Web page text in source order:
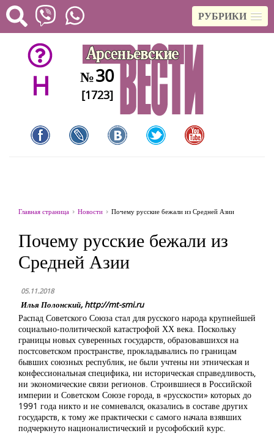
РУБРИКИ
H №30
[1723]
Главная страница Новости Почему русские бежали из Средней Азии
Почему русские бежали из
Средней Азии
05.11.2018
Илья Полонский, http://mt-smi.ru
Распад Советского Союза стал для русского народа крупнейшей
социально-политической катастрофой ХХ века. Поскольку
границы новых суверенных государств, образовавшихся на
постсоветском пространстве, прокладывались по границам
бывших союзных республик, не были учтены ни этническая и
конфессиональная специфика, ни историческая справедливость,
ни экономические связи регионов. Строившиеся в Российской
империи и Советском Союзе города, в «русскости» которых до
1991 года никто и не сомневался, оказались в составе других
государств, к тому же практически с самого начала взявших
подчеркнуто националистический и русофобский курс.